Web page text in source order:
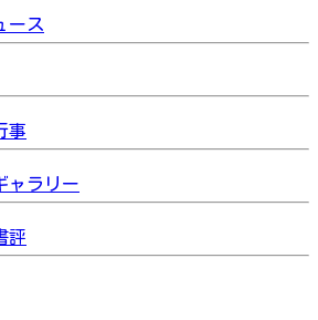
ース
事
ャラリー
評